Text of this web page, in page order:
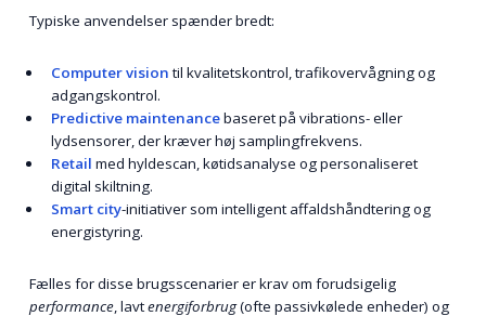
Typiske anvendelser spænder bredt:
Computer visiontil kvalitetskontrol, trafikovervågning og
adgangskontrol.
Predictive maintenancebaseret på vibrations- eller
lydsensorer, der kræver høj samplingfrekvens.
Retail med hyldescan, køtidsanalyse og personaliseret
digital skiltning.
Smart city-initiativer som intelligent affaldshåndtering og
energistyring.
Fælles for disse brugsscenarier er krav om forudsigelig
performance, lavtenergiforbrug(ofte passivkølede enheder) og